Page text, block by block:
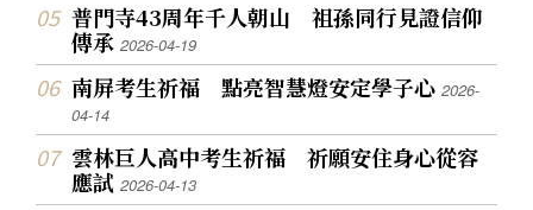
普門寺43周年千人朝山 祖孫同行見證信仰
傳承2026-04-19
南屏考生祈福 點亮智慧燈安定學子心2026-
04-14
雲林巨人高中考生祈福 祈願安住身心從容
應試2026-04-13